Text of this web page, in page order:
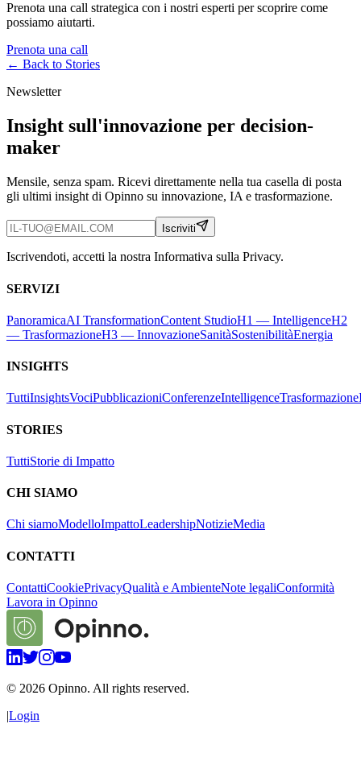
Prenota una call strategica con i nostri esperti per scoprire come
possiamo aiutarti.
Prenota una call
← Back to Stories
Newsletter
Insight sull'innovazione per decision-
maker
Mensile, senza spam. Ricevi direttamente nella tua casella di posta
gli ultimi insight di Opinno su innovazione, IA e trasformazione.
Iscriviti
Iscrivendoti, accetti la nostra Informativa sulla Privacy.
SERVIZI
PanoramicaAI TransformationContent StudioH1 — IntelligenceH2
— TrasformazioneH3 — InnovazioneSanitàSostenibilitàEnergia
INSIGHTS
TuttiInsightsVociPubblicazioniConferenzeIntelligenceTrasformazione
STORIES
TuttiStorie di Impatto
CHI SIAMO
Chi siamoModelloImpattoLeadershipNotizieMedia
CONTATTI
ContattiCookiePrivacyQualità e AmbienteNote legaliConformità
Lavora in Opinno
© 2026 Opinno. All rights reserved.
|Login